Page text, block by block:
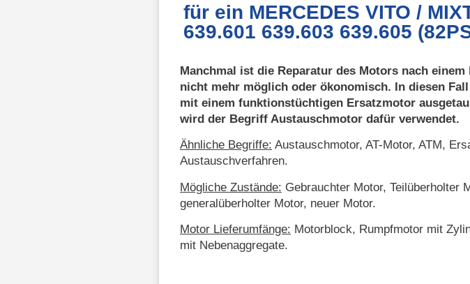
für ein MERCEDES VITO /
639.601 639.603 639.605
Manchmal ist die Reparatur des Motors nach
nicht mehr möglich oder ökonomisch. In diesen
mit einem funktionstüchtigen Ersatzmotor
wird der Begriff Austauschmotor dafür verwendet.
Ähnliche Begriffe: Austauschmotor, AT-Motor, ATM,
Austauschverfahren.
Mögliche Zustände: Gebrauchter Motor, Teilüberholter
generalüberholter Motor, neuer Motor.
Motor Lieferumfänge: Motorblock, Rumpfmotor mit
mit Nebenaggregate.